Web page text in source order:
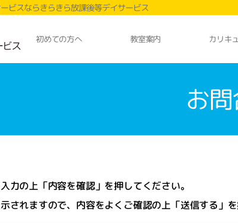
ビスならきらきら放課後等デイサービス
初めての方へ 教室案内 カリキ
お
力の上「内容を確認」を押してください。
されますので、内容をよくご確認の上「送信する」を